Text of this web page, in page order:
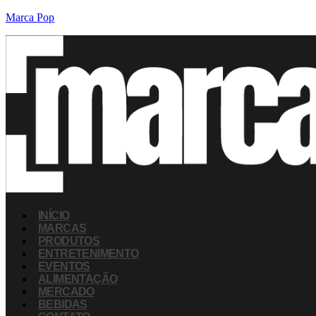
Marca Pop
INÍCIO
MARCAS
PRODUTOS
ENTRETENIMENTO
EVENTOS
ALIMENTAÇÃO
MERCADO
BEBIDAS